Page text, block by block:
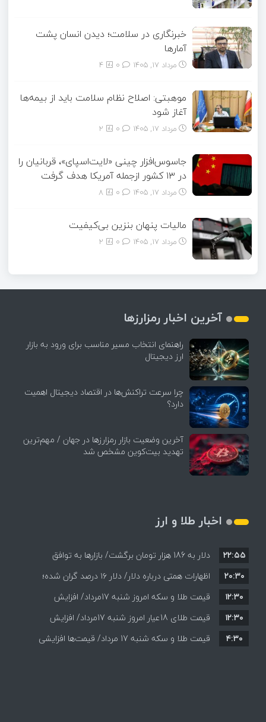
خبرنگاری در سلامت؛ دیدن انسان پشت
آمارها
مرداد ۱۷, ۱۴۰۵ 4
موهبتی: اصلاح نظام سلامت باید از بیمه‌ها
آغاز شود
مرداد ۱۷, ۱۴۰۵ 2
جاسوس‌افزار چینی «لایت‌اسپای»، قربانیان را
در ۱۳ کشور ازجمله آمریکا هدف گرفت
مرداد ۱۷, ۱۴۰۵ 8
مالیات پنهان بنزین بی‌کیفیت
مرداد ۱۷, ۱۴۰۵ 2
آخرین اخبار رمزارزها
راهنمای انتخاب مسیر مناسب برای ورود به بازار
ارز دیجیتال
چرا سرعت تراکنش‌ها در اقتصاد دیجیتال اهمیت
دارد؟
آخرین وضعیت بازار رمزارزها در جهان / مهم‌ترین
تهدید بیت‌کوین مشخص شد
اخبار طلا و ارز
دلار به 186 هزار تومان برگشت/ بازارها به توافق
احتمالی هرمز چه واکنشی نشان دادند؟
۲۲:۵۵
اظهارات همتی درباره دلار/ دلار ۱۶ درصد گران شده؛
این افزایش طبیعی است
۲۰:۳۰
قیمت طلا و سکه امروز شنبه 17مرداد/ افزایش
همه قیمت ها + جدول و جزئیات
۱۲:۳۰
قیمت طلای 18عیار امروز شنبه 17مرداد/ افزایش
قیمت + جدول و جزئیات
۱۲:۳۰
قیمت طلا و سکه شنبه 17 مرداد/ قیمت‌ها افزایشی
۴:۳۰